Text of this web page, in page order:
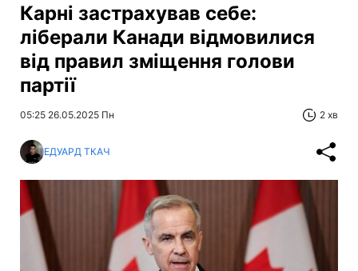
Карні застрахував себе:
ліберали Канади відмовилися
від правил зміщення голови
партії
05:25 26.05.2025 Пн 2 хв
ЕДУАРД ТКАЧ